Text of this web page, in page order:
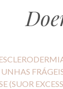
UNHAS
(SUOR